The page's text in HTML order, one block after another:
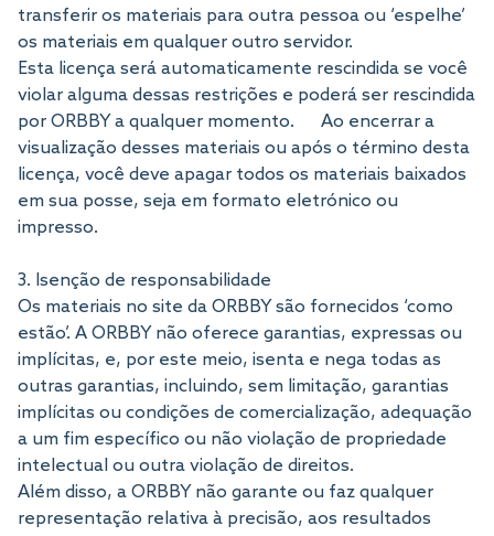
transferir os materiais para outra pessoa ou ‘espelhe’
os materiais em qualquer outro servidor.
Esta licença será automaticamente rescindida se você
violar alguma dessas restrições e poderá ser rescindida
por ORBBY a qualquer momento. Ao encerrar a
visualização desses materiais ou após o término desta
licença, você deve apagar todos os materiais baixados
em sua posse, seja em formato eletrónico ou
impresso.
3. Isenção de responsabilidade
Os materiais no site da ORBBY são fornecidos ‘como
estão’. A ORBBY não oferece garantias, expressas ou
implícitas, e, por este meio, isenta e nega todas as
outras garantias, incluindo, sem limitação, garantias
implícitas ou condições de comercialização, adequação
a um fim específico ou não violação de propriedade
intelectual ou outra violação de direitos.
Além disso, a ORBBY não garante ou faz qualquer
representação relativa à precisão, aos resultados